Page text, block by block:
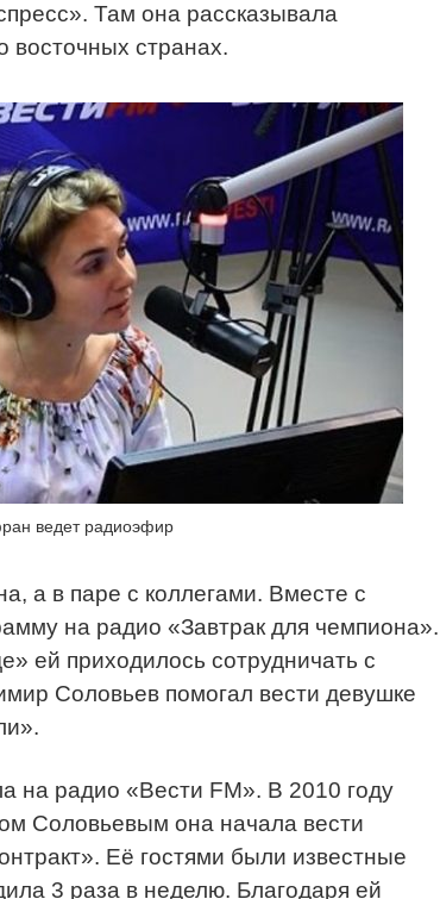
Там она рассказывала
странах.
ведет радиоэфир
а в паре с коллегами. Вместе с
на радио «Завтрак для чемпиона».
ей приходилось сотрудничать с
Соловьев помогал вести девушке
на радио «Вести FM». В 2010 году
Соловьевым она начала вести
Её гостями были известные
3 раза в неделю. Благодаря ей